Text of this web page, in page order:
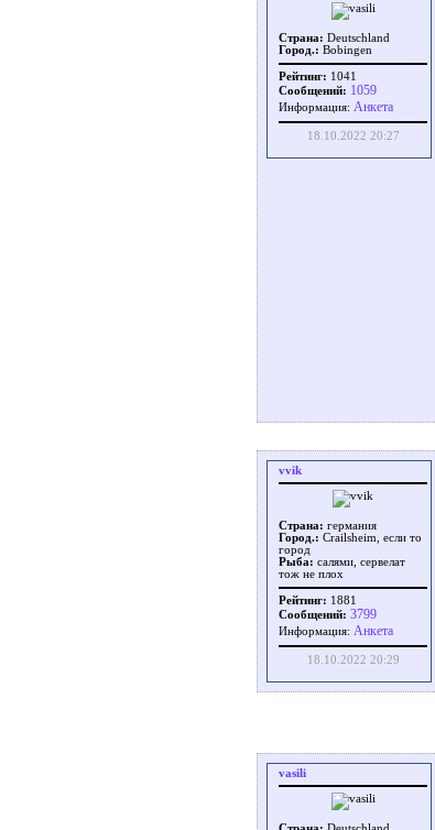
Страна: Deutschland
Город.: Bobingen
Рейтинг: 1041
Сообщений: 1059
Информация: Aнкета
18.10.2022 20:27
vvik
Страна: германия
Город.: Crailsheim, если то
город
Рыба: салями, сервелат
тож не плох
Рейтинг: 1881
Сообщений: 3799
Информация: Aнкета
18.10.2022 20:29
vasili